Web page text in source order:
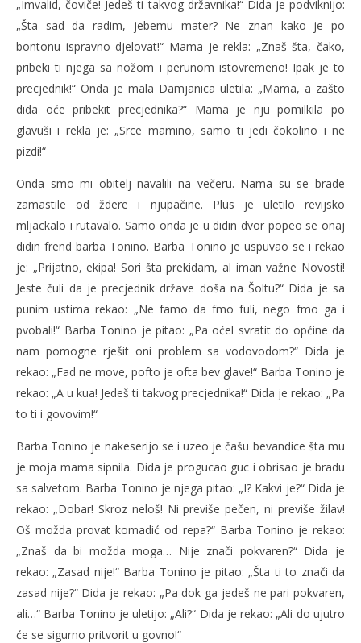
„Imvalid, čoviče! Jedeš ti takvog državnika!“ Dida je podviknijo:
„Šta sad da radim, jebemu mater? Ne znan kako je po
bontonu ispravno djelovat!“ Mama je rekla: „Znaš šta, čako,
pribeki ti njega sa nožom i perunom istovremeno! Ipak je to
precjednik!“ Onda je mala Damjanica uletila: „Mama, a zašto
dida oće pribekit precjednika?“ Mama je nju pomilkila po
glavuši i rekla je: „Srce mamino, samo ti jedi čokolino i ne
pizdi!“
Onda smo mi obitelj navalili na večeru. Nama su se brade
zamastile od ždere i njupačine. Plus je uletilo revijsko
mljackalo i rutavalo. Samo onda je u didin dvor popeo se onaj
didin frend barba Tonino. Barba Tonino je uspuvao se i rekao
je: „Prijatno, ekipa! Sori šta prekidam, al iman važne Novosti!
Jeste čuli da je precjednik države doša na Šoltu?“ Dida je sa
punim ustima rekao: „Ne famo da fmo fuli, nego fmo ga i
pvobali!“ Barba Tonino je pitao: „Pa oćel svratit do općine da
nam pomogne rješit oni problem sa vodovodom?“ Dida je
rekao: „Fad ne move, pofto je ofta bev glave!“ Barba Tonino je
rekao: „A u kua! Jedeš ti takvog precjednika!“ Dida je rekao: „Pa
to ti i govovim!“
Barba Tonino je nakeserijo se i uzeo je čašu bevandice šta mu
je moja mama sipnila. Dida je progucao guc i obrisao je bradu
sa salvetom. Barba Tonino je njega pitao: „I? Kakvi je?“ Dida je
rekao: „Dobar! Skroz neloš! Ni previše pečen, ni previše žilav!
Oš možda provat komadić od repa?“ Barba Tonino je rekao:
„Znaš da bi možda moga… Nije znači pokvaren?“ Dida je
rekao: „Zasad nije!“ Barba Tonino je pitao: „Šta ti to znači da
zasad nije?“ Dida je rekao: „Pa dok ga jedeš ne pari pokvaren,
ali…“ Barba Tonino je uletijo: „Ali?“ Dida je rekao: „Ali do ujutro
će se sigurno pritvorit u govno!“